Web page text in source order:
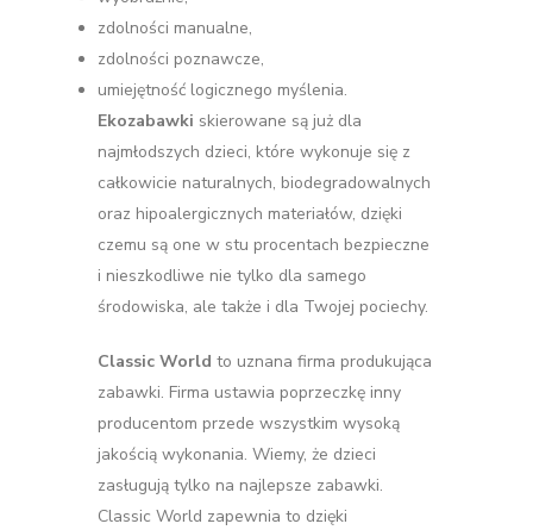
zdolności manualne,
zdolności poznawcze,
umiejętność logicznego myślenia.
Ekozabawki skierowane są już dla
najmłodszych dzieci, które wykonuje się z
całkowicie naturalnych, biodegradowalnych
oraz hipoalergicznych materiałów, dzięki
czemu są one w stu procentach bezpieczne
i nieszkodliwe nie tylko dla samego
środowiska, ale także i dla Twojej pociechy.
Classic World to uznana firma produkująca
zabawki. Firma ustawia poprzeczkę inny
producentom przede wszystkim wysoką
jakością wykonania. Wiemy, że dzieci
zasługują tylko na najlepsze zabawki.
Classic World zapewnia to dzięki